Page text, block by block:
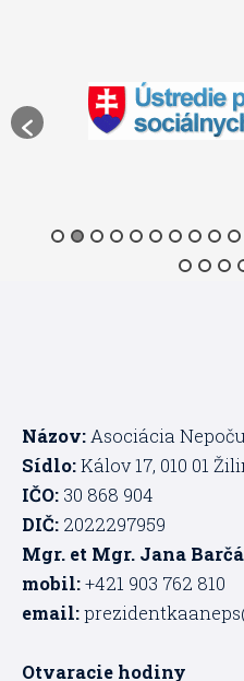
Názov: Asociácia
Sídlo:Kálov 17, 010 01
IČO: 30 868 904
DIČ: 2022297959
Mgr. et Mgr. Jana
mobil:+421 903 762 810
email:
Otvaracie hodiny